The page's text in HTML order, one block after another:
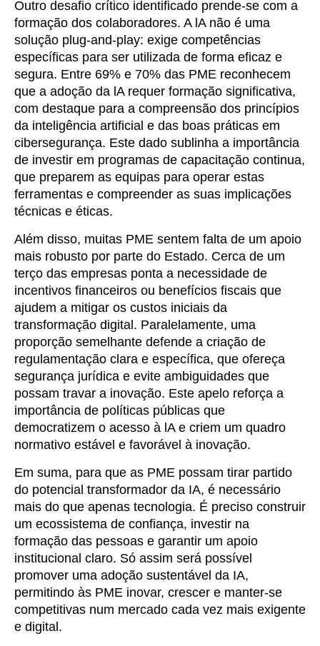
Outro desafio crítico identificado prende-se com a
formação dos colaboradores. A lA não é uma
solução plug-and-play: exige competências
específicas para ser utilizada de forma eficaz e
segura. Entre 69% e 70% das PME reconhecem
que a adoção da lA requer formação significativa,
com destaque para a compreensão dos princípios
da inteligência artificial e das boas práticas em
cibersegurança. Este dado sublinha a importância
de investir em programas de capacitação continua,
que preparem as equipas para operar estas
ferramentas e compreender as suas implicações
técnicas e éticas.
Além disso, muitas PME sentem falta de um apoio
mais robusto por parte do Estado. Cerca de um
terço das empresas ponta a necessidade de
incentivos financeiros ou benefícios fiscais que
ajudem a mitigar os custos iniciais da
transformação digital. Paralelamente, uma
proporção semelhante defende a criação de
regulamentação clara e específica, que ofereça
segurança jurídica e evite ambiguidades que
possam travar a inovação. Este apelo reforça a
importância de políticas públicas que
democratizem o acesso à lA e criem um quadro
normativo estável e favorável à inovação.
Em suma, para que as PME possam tirar partido
do potencial transformador da IA, é necessário
mais do que apenas tecnologia. É preciso construir
um ecossistema de confiança, investir na
formação das pessoas e garantir um apoio
institucional claro. Só assim será possível
promover uma adoção sustentável da IA,
permitindo às PME inovar, crescer e manter-se
competitivas num mercado cada vez mais exigente
e digital.